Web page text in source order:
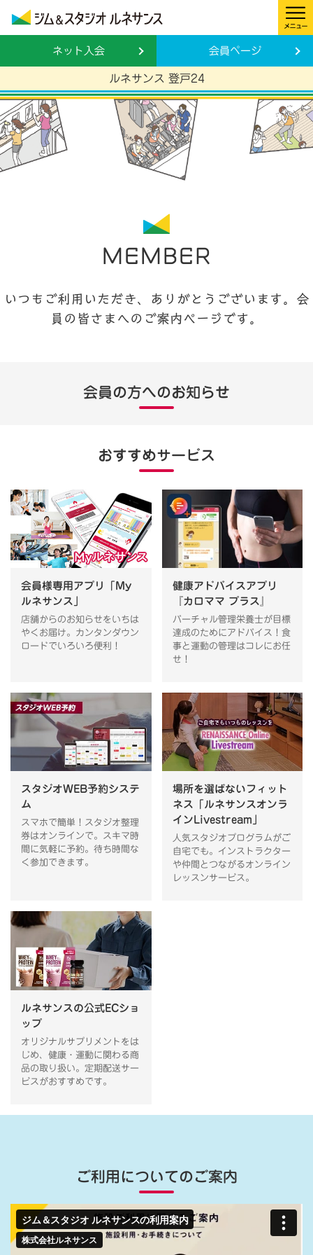
ネット入会 会員ページ
ルネサンス 登戸24
MEMBER
いつもご利用いただき、ありがとうございます。会
員の皆さまへのご案内ページです。
会員の方へのお知らせ
おすすめサービス
会員様専用アプリ「My
ルネサンス」
店舗からのお知らせをいちは
やくお届け。カンタンダウン
ロードでいろいろ便利！
健康アドバイスアプリ
『カロママ プラス』
バーチャル管理栄養士が目標
達成のためにアドバイス！食
事と運動の管理はコレにお任
せ！
スタジオWEB予約システ
ム
スマホで簡単！スタジオ整理
券はオンラインで。スキマ時
間に気軽に予約。待ち時間な
く参加できます。
場所を選ばないフィット
ネス「ルネサンスオンラ
インLivestream」
人気スタジオプログラムがご
自宅でも。インストラクター
や仲間とつながるオンライン
レッスンサービス。
ルネサンスの公式ECショ
ップ
オリジナルサプリメントをは
じめ、健康・運動に関わる商
品の取り扱い。定期配送サー
ビスがおすすめです。
ご利用についてのご案内